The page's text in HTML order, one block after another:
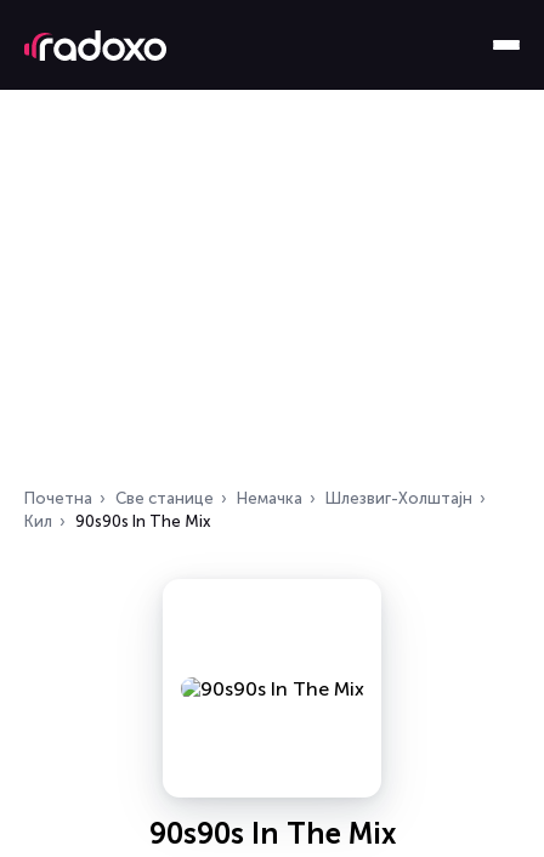
Почетна Све станице Немачка
Шлезвиг-Холштајн
Кил
90s90s In The Mix
90s90s In The Mix